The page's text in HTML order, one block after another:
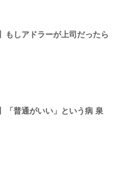
もしアドラーが上司だったら
「普通がいい」という病 泉